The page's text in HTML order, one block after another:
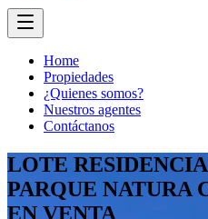
Home
Propiedades
¿Quienes somos?
Nuestros agentes
Contáctanos
LOTE
PARQUE NATURA
EN VENTA